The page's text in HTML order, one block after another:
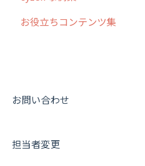
履歴
パフォーマンス
お知らせ
報告書・行動種別
活動通知
商品
写真管理・高画質化
その他オプション
契約・その他
ルート自動記録 について
報告書について
メンバー画面について
お役立ちコンテンツ集
動画集：共通
お問い合わせ
担当者変更